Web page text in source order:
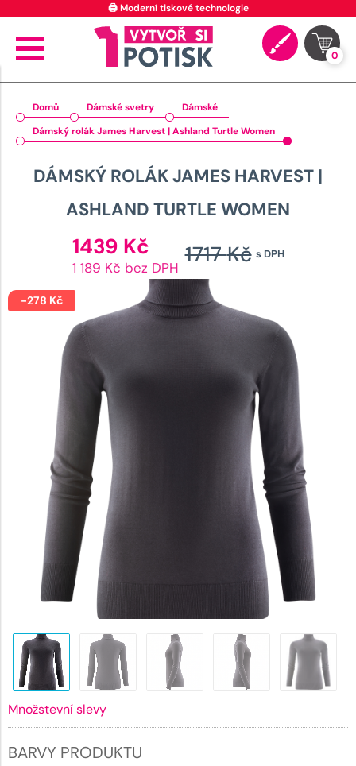
⭐ 4.9 na Google za posledních 30 dní
0
Domů Dámské svetry
Dámské
Dámský rolák James Harvest | Ashland Turtle Women
DÁMSKÝ ROLÁK JAMES HARVEST |
ASHLAND TURTLE WOMEN
s DPH
1717Kč
byla:
1717 Kč.
1439 Kč cena
je:
1439 Kč.
1 189 Kč bez DPH
-278 Kč
Množstevní slevy
BARVY PRODUKTU